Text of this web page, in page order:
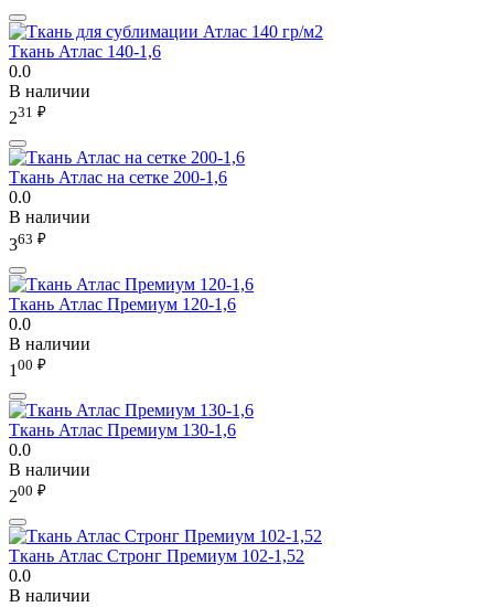
Ткань Атлас 140-1,6
0.0
В наличии
231 ₽
Ткань Атлас на сетке 200-1,6
0.0
В наличии
363 ₽
Ткань Атлас Премиум 120-1,6
0.0
В наличии
1 00 ₽
Ткань Атлас Премиум 130-1,6
0.0
В наличии
200 ₽
Ткань Атлас Стронг Премиум 102-1,52
0.0
В наличии